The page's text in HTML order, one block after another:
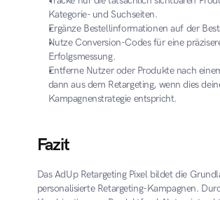
Kategorie- und Suchseiten.
Ergänze Bestellinformationen auf der
Nutze Conversion-Codes für eine
Erfolgsmessung.
Entferne Nutzer oder Produkte nach
dann aus dem Retargeting, wenn dies
Kampagnenstrategie entspricht.
Fazit
Das AdUp Retargeting Pixel bildet die
personalisierte Retargeting-Kampagnen.